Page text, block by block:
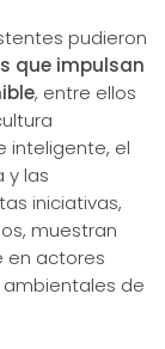
pudieron
que impulsan
, entre ellos
inteligente, el
y las
iniciativas,
muestran
en actores
de